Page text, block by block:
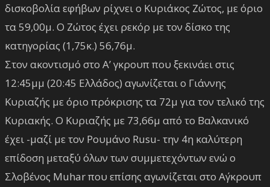
δισκοβολία εφήβων ρίχνει ο Κυριάκος Ζώτος, με όριο
τα 59,00μ. Ο Ζώτος έχει ρεκόρ με τον δίσκο της
κατηγορίας (1,75κ.) 56,76μ.
Στον ακοντισμό στο Α’ γκρουπ που ξεκινάει στις
12:45μμ (20:45 Ελλάδος) αγωνίζεται ο Γιάννης
Κυριαζής με όριο πρόκρισης τα 72μ για τον τελικό της
Κυριακής. Ο Κυριαζής με 73,66μ από το Βαλκανικό
έχει -μαζί με τον Ρουμάνο Rusu- την 4η καλύτερη
επίδοση μεταξύ όλων των συμμετεχόντων ενώ ο
Σλοβένος Muhar που επίσης αγωνίζεται στο Α΄γκρουπ